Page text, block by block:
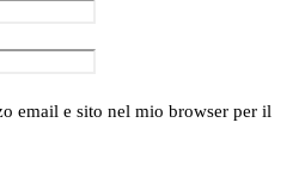
email e sito nel mio browser per il